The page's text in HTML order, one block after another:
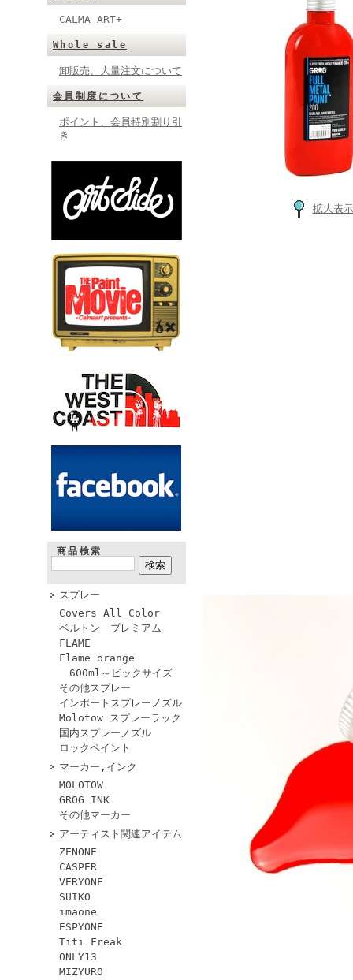
CALMA ART+
Whole sale
卸販売、大量注文について
会員制度について
ポイント、会員特別割り引
き
商品検索
スプレー
Covers All Color
ベルトン プレミアム
FLAME
Flame orange
600ml～ビックサイズ
その他スプレー
インポートスプレーノズル
Molotow スプレーラック
国内スプレーノズル
ロックペイント
マーカー,インク
MOLOTOW
GROG INK
その他マーカー
アーティスト関連アイテム
ZENONE
CASPER
VERYONE
SUIKO
imaone
ESPYONE
Titi Freak
ONLY13
MIZYURO
拡大表示